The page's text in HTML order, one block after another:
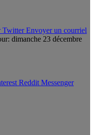
Twitter Envoyer un courriel
dimanche 23 décembre
Reddit Messenger